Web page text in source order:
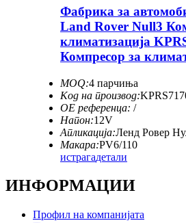
Фабрика за
Land Rover Null3
климатизација
Компресор за
MOQ:4 парчиња
Код на производ:
ОЕ референца: /
Напон:12V
Апликација:Ленд Ровер
Макара:PV6/110
истрагадетали
ИНФОРМАЦИИ
Профил на компанијата